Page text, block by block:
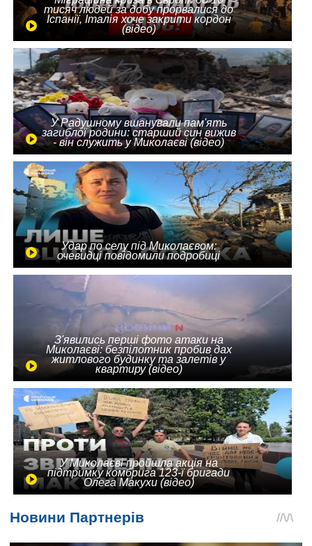
тисяч людей за добу прорвалися до
Іспанії, Італія хоче закрити кордон
(відео)
У Радушному вшанували пам'ять
загиблої родини: старший син вижив
- він служить у Миколаєві (відео)
Удар по селу під Миколаєвом:
очевидці повідомили подробиці
З'явились перші фото атаки на
Миколаєві: безпілотник пробив дах
житлового будинку та залетів у
квартиру (відео)
У Миколаєві пройшла акція на
підтримку комбрига 123-ї бригади
Олега Макухи (відео)